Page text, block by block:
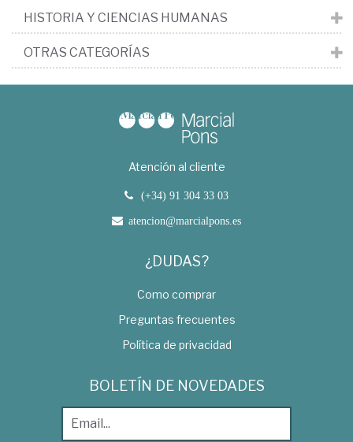
HISTORIA Y CIENCIAS HUMANAS
OTRAS CATEGORÍAS
Atención al cliente
(+34) 91 304 33 03
atencion@marcialpons.es
¿DUDAS?
Como comprar
Preguntas frecuentes
Política de privacidad
BOLETÍN DE NOVEDADES